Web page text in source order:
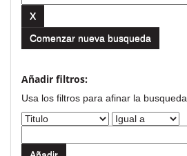
Comenzar nueva busqueda
Añadir filtros:
Usa los filtros para afinar la busqueda.